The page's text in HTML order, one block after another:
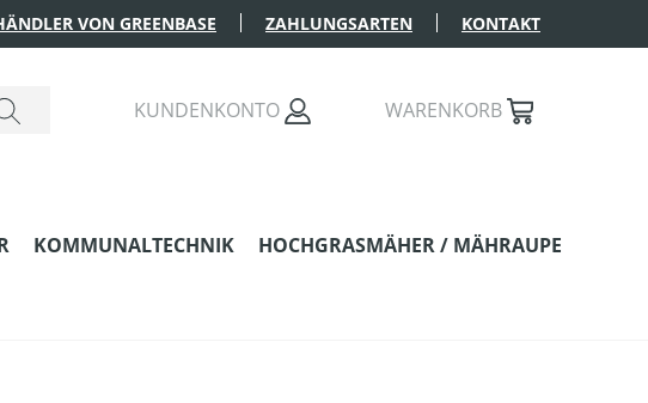
VON GREENBASE ZAHLUNGSARTEN KONTAKT
KUNDENKONTO WARENKORB
KOMMUNALTECHNIK HOCHGRASMÄHER / MÄHRAUPE